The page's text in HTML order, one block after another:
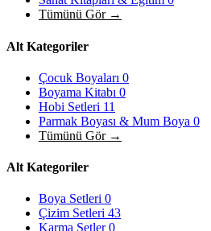
Tümünü Gör →
Alt Kategoriler
Çocuk Boyaları 0
Boyama Kitabı 0
Hobi Setleri 11
Parmak Boyası & Mum Boya 0
Tümünü Gör →
Alt Kategoriler
Boya Setleri 0
Çizim Setleri 43
Karma Setler0